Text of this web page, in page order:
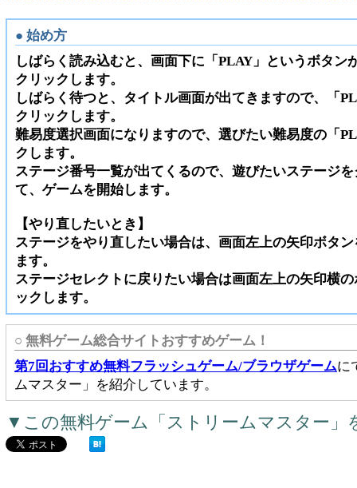
● 始め方
しばらく読み込むと、画面下に「PLAY」というボタン
クリックします。
しばらく待つと、タイトル画面が出てきますので、「
クリックします。
難易度選択画面になりますので、選びたい難易度の「
クします。
ステージ番号一覧が出てくるので、遊びたいステージ
て、ゲームを開始します。
【やり直したいとき】
ステージをやり直したい場合は、画面左上の矢印ボタ
ます。
ステージセレクトに戻りたい場合は画面左上の矢印横
ックします。
○ 無料ゲーム総合サイトおすすめゲーム！
第7回おすすめ無料フラッシュゲーム/ブラウザゲームに
ムマスター」を紹介しています。
▼この無料ゲーム「ストリームマスター」